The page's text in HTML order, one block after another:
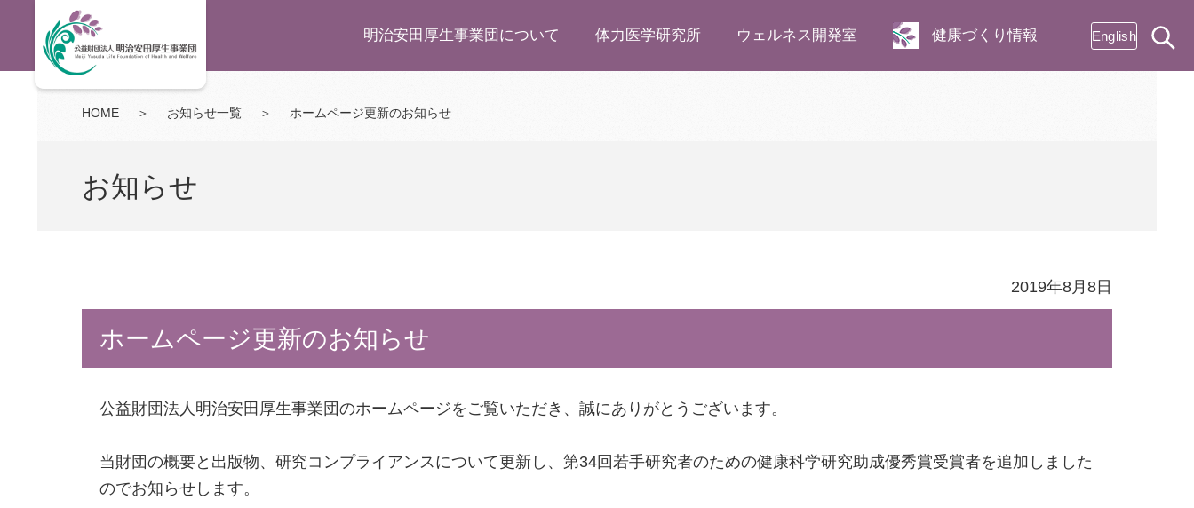
明治安田厚生事業団について 体力医学研究所 ウェルネス開発室 健康づくり情報 English
HOME ＞ お知らせ一覧 ＞ ホームページ更新のお知らせ
お知らせ
2019年8月8日
ホームページ更新のお知らせ
公益財団法人明治安田厚生事業団のホームページをご覧いただき、誠にありがとうございます。
当財団の概要と出版物、研究コンプライアンスについて更新し、第34回若手研究者のための健康科学研究助成優秀賞受賞者を追加しました
のでお知らせします。